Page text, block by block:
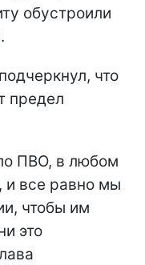
обустроили
что
предел
ПВО, в любом
и все равно мы
чтобы им
это